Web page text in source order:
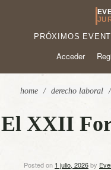
PRÓXIMOS
Acceder
home / derecho laboral /
El XXII
Posted on 1 julio, 2026by